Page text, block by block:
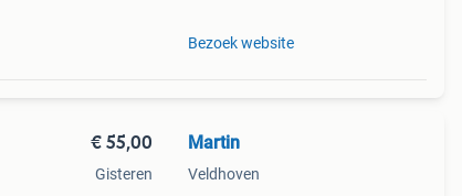
Bezoek website
€ 55,00
Gisteren
Martin
Veldhoven